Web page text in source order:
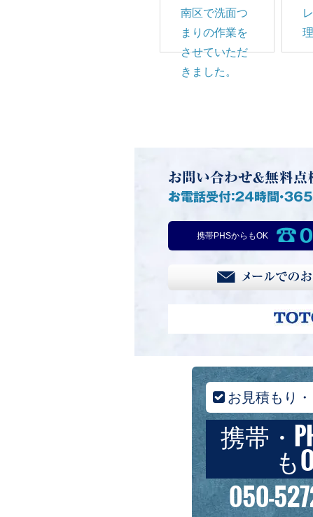
南区で洗面つ
まりの作業を
させていただ
きました。
理
携帯PHSからもOK
お見積もり
携帯・
も
050-